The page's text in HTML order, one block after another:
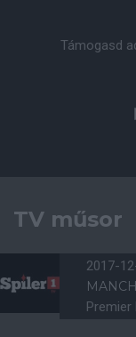
Támogasd
TV műsor
2017-
Premier